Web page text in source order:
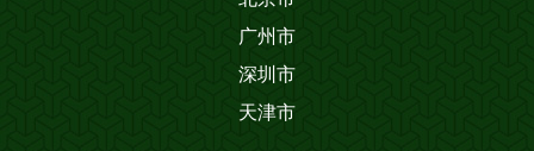
广州市
深圳市
天津市